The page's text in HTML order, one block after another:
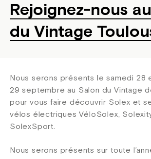
Rejoignez-nous
du Vintage
Nous serons présents le samedi 28
29 septembre au Salon du Vintage
pour vous faire découvrir Solex et
vélos électriques VéloSolex,
SolexSport.
Nous serons présents sur toute